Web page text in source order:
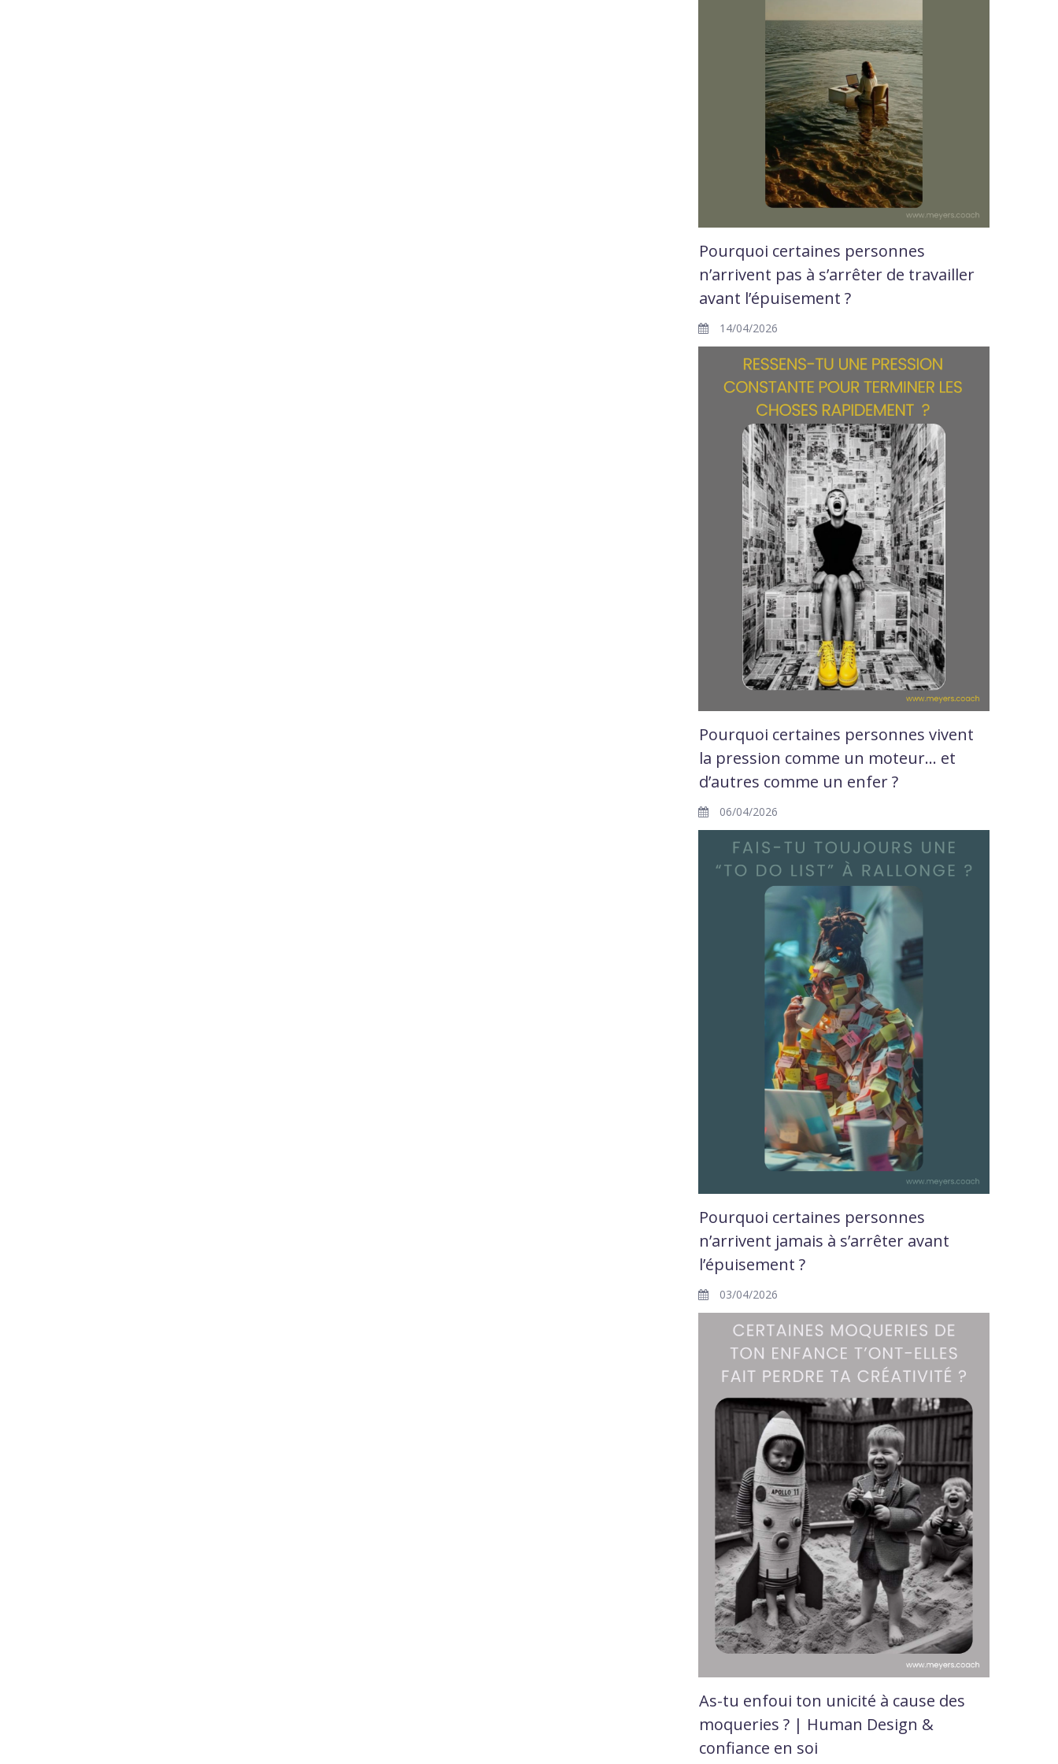
Pourquoi certaines personnes
n’arrivent pas à s’arrêter de travailler
avant l’épuisement ?
14/04/2026
Pourquoi certaines personnes vivent
la pression comme un moteur… et
d’autres comme un enfer ?
06/04/2026
Pourquoi certaines personnes
n’arrivent jamais à s’arrêter avant
l’épuisement ?
03/04/2026
As-tu enfoui ton unicité à cause des
moqueries ? | Human Design &
confiance en soi